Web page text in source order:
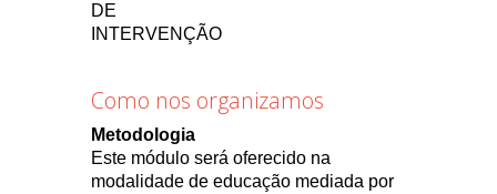
DE
INTERVENÇÃO
Como nos organizamos
Metodologia
Este módulo será oferecido na
modalidade de educação mediada por